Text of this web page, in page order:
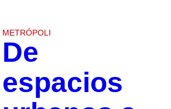
METRÓPOLI
De
espacios